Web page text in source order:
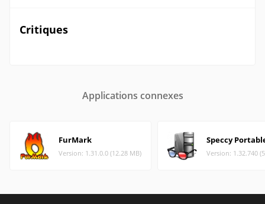
Critiques
Applications connexes
FurMark
Version: 1.31.0.0 (12.28 MB)
Speccy
Version: 1.32.740